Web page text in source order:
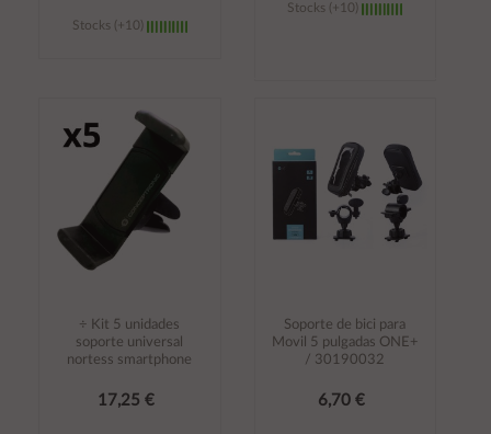
Stocks (+10)
carrito
Stocks (+10)
÷ Kit 5 unidades
soporte universal
nortess smartphone
17,25 €
Soporte de bici para
Movil 5 pulgadas ONE+
/ 30190032
6,70 €